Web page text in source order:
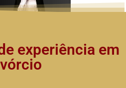
experiência em